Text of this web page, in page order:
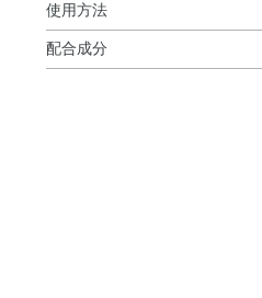
使用方法
使用方法
配合成分